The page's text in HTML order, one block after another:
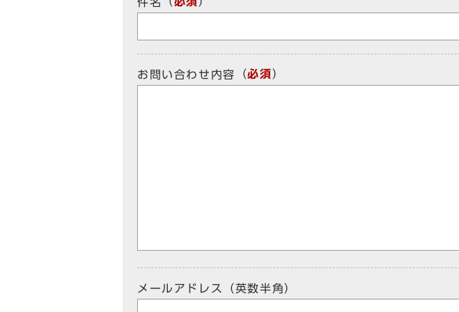
お問い合わせ内容 （必須）
メールアドレス（英数半角）